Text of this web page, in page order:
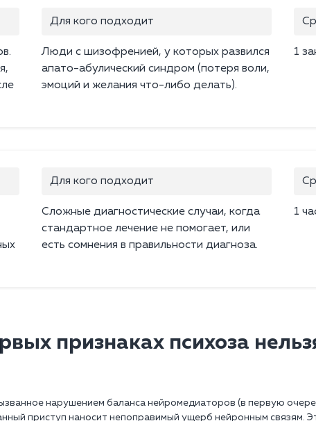
Для кого подходит
Люди с шизофренией, у которых развился
апато-абулический синдром (потеря воли,
эмоций и желания что-либо делать).
1
Для кого подходит
Сложные диагностические случаи, когда
стандартное лечение не помогает, или
есть сомнения в правильности диагноза.
1
признаках психоза
нарушением баланса нейромедиаторов (в первую
приступ наносит непоправимый ущерб нейронным связям.